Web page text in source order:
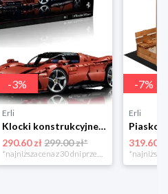
-3%
Erli
Klocki konstrukcyjne samochód Ferrari Daytona SP3 3778el (3778CS)
290.60 zł 299.00 zł*
*najniższa cena z 30 dni przed obniżką
-7%
Erli
319.60 zł